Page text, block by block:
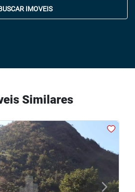
IMOVEIS
Similares
arrow_forward_ios